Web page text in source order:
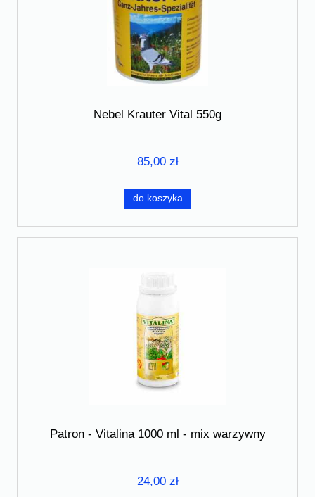
Nebel Krauter Vital 550g
85,00 zł
do koszyka
Patron - Vitalina 1000 ml - mix warzywny
24,00 zł